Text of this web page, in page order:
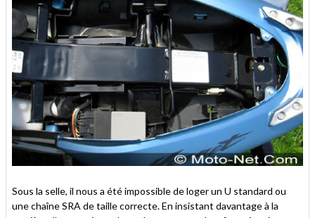
Sous la selle, il nous a été impossible de loger un U standard ou
une chaîne SRA de taille correcte. En insistant davantage à la